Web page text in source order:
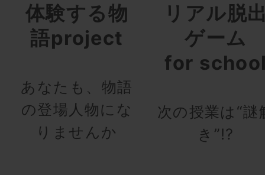
体験する物
語project
あなたも、物語
の登場人物にな
りませんか
リアル脱
ゲーム
for
次の授業は“謎
き”!?